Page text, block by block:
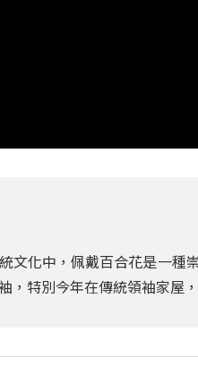
文化中，佩戴百合花是一種
，特別今年在傳統領袖家屋